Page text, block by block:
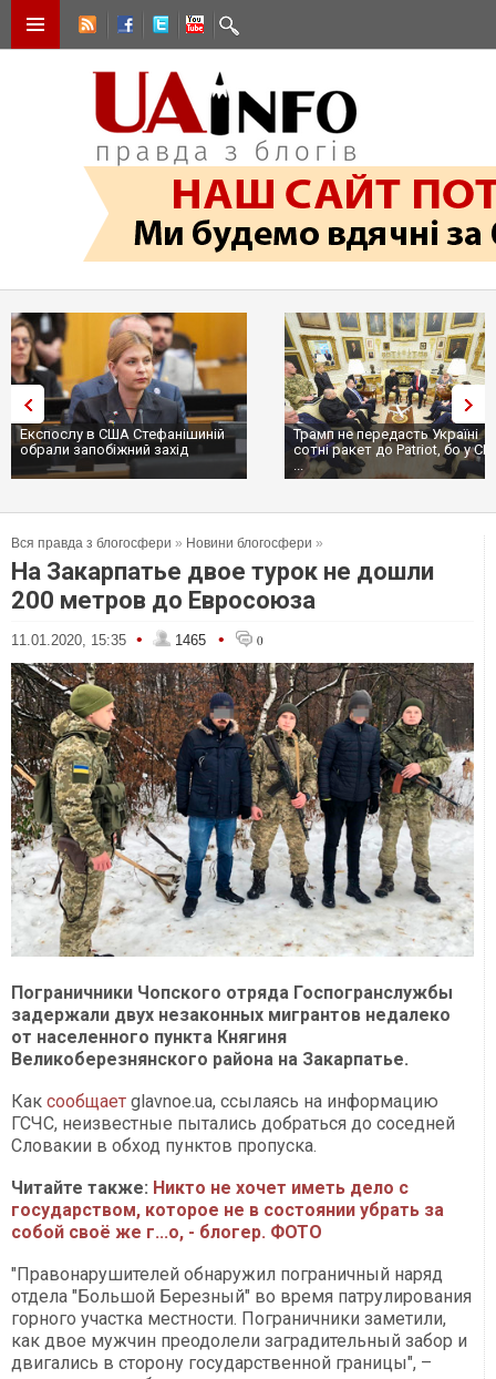
Експослу в США Стефанішиній
обрали запобіжний захід
Трамп не передасть Україні
сотні ракет до Patriot, бо у
...
Вся правда з блогосфери » Новини блогосфери »
На Закарпатье двое турок не дошли
200 метров до Евросоюза
11.01.2020, 15:35 • 1465 • 0
Пограничники Чопского отряда Госпогранслужбы
задержали двух незаконных мигрантов недалеко
от населенного пункта Княгиня
Великоберезнянского района на Закарпатье.
Как сообщает glavnoe.ua, ссылаясь на информацию
ГСЧС, неизвестные пытались добраться до соседней
Словакии в обход пунктов пропуска.
Читайте также: Никто не хочет иметь дело с
государством, которое не в состоянии убрать за
собой своё же г...о, - блогер. ФОТО
"Правонарушителей обнаружил пограничный наряд
отдела "Большой Березный" во время патрулирования
горного участка местности. Пограничники заметили,
как двое мужчин преодолели заградительный забор и
двигались в сторону государственной границы", –